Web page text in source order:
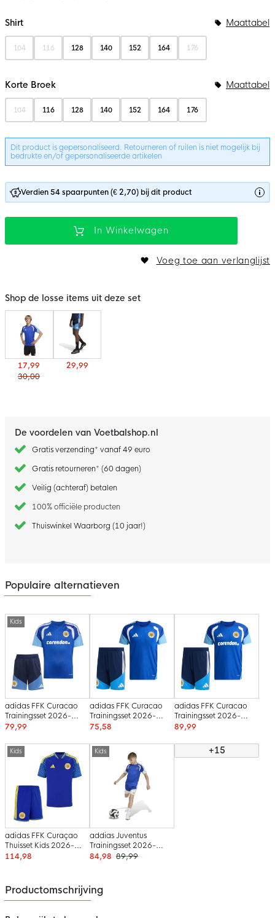
gallerij
Shirt Maattabel
104 116 128 140 152 164 176
Korte Broek Maattabel
104 116 128 140 152 164 176
Dit product is gepersonaliseerd. Retourneren of ruilen is niet mogelijk bij
bedrukte en/of gepersonaliseerde artikelen
Verdien 54 spaarpunten (€ 2,70) bij dit product
In Winkelwagen
Voeg toe aan verlanglijst
Shop de losse items uit deze set
17,99
30,00
29,99
De voordelen van Voetbalshop.nl
Gratis verzending* vanaf 49 euro
Gratis retourneren* (60 dagen)
Veilig (achteraf) betalen
100% officiële producten
Thuiswinkel Waarborg (10 jaar!)
Populaire alternatieven
Kids
adidas FFK Curacao
Trainingsset 2026-
2028 Sponsors Blauw
79,99
adidas FFK Curacao
Trainingsset 2026-
2028 Blauw
75,58
adidas FFK Curacao
Trainingsset 2026-
2028 Sponsors Blauw
89,99
Kids
adidas FFK Curaçao
Thuisset Kids 2026-
2028
114,98
Kids
addias Juventus
Trainingsset 2026-
2027 Kids Blauw Wit
84,98 89,99
+15
Productomschrijving